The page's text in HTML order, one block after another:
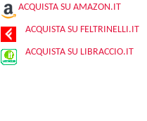
ACQUISTA SU AMAZON.IT
ACQUISTA SU FELTRINELLI.IT
ACQUISTA SU LIBRACCIO.IT